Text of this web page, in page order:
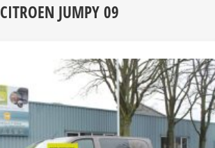
CITROEN JUMPY 09